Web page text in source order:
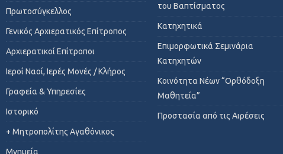
Πρωτοσύγκελλος
Γενικός Αρχιερατικός Επίτροπος
Αρχιερατικοί Επίτροποι
Ιεροί Ναοί, Ιερές Μονές / Κλήρος
Γραφεία & Υπηρεσίες
Ιστορικό
+ Μητροπολίτης Αγαθόνικος
Μνημεία
του Βαπτίσματος
Κατηχητικά
Επιμορφωτικά Σεμινάρια
Κατηχητών
Κοινότητα Νέων “Ορθόδοξη
Μαθητεία”
Προστασία από τις Αιρέσεις